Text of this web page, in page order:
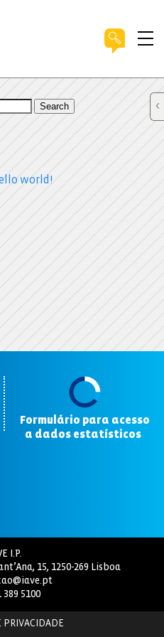
Search
world!
Formulário para acesso
a dados estatísticos
I.P.
15, 1250-269 Lisboa
389 5100
PRIVACIDADE